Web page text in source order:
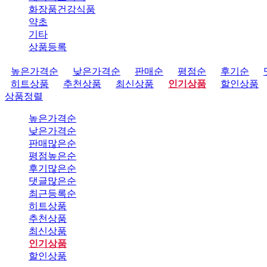
화장품건강식품
약초
기타
상품등록
높은가격순 낮은가격순 판매순 평점순 후기순
히트상품
추천상품 최신상품 인기상품
할인상품
상품정렬
높은가격순
낮은가격순
판매많은순
평점높은순
후기많은순
댓글많은순
최근등록순
히트상품
추천상품
최신상품
인기상품
할인상품